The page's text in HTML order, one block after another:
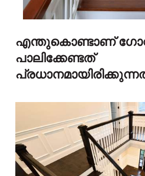
എന്തുകൊണ്ടാണ്
പാലിക്കേണ്ടത്